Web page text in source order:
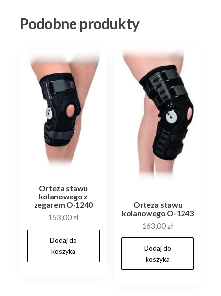
Podobne produkty
Orteza stawu
kolanowego z
zegarem O-1240
153,00 zł
Dodaj do
koszyka
Orteza stawu
kolanowego O-1243
163,00 zł
Dodaj do
koszyka